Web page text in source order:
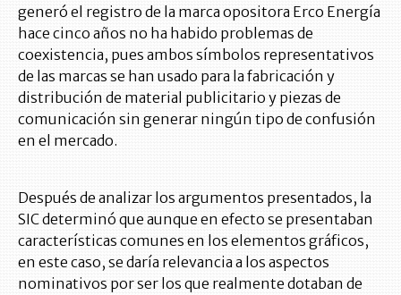
generó el registro de la marca opositora Erco Energía
hace cinco años no ha habido problemas de
coexistencia, pues ambos símbolos representativos
de las marcas se han usado para la fabricación y
distribución de material publicitario y piezas de
comunicación sin generar ningún tipo de confusión
en el mercado.
Después de analizar los argumentos presentados, la
SIC determinó que aunque en efecto se presentaban
características comunes en los elementos gráficos,
en este caso, se daría relevancia a los aspectos
nominativos por ser los que realmente dotaban de